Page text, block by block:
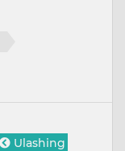
Ulashing